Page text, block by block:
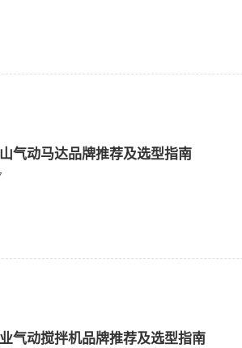
气动马达品牌推荐及选型指南
气动搅拌机品牌推荐及选型指南